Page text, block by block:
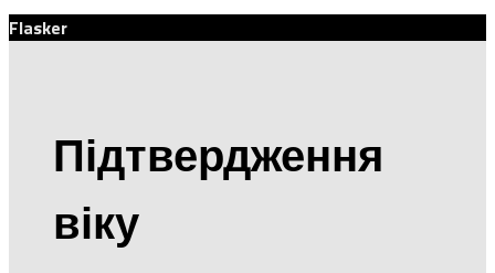
Flasker
Підтвердження
віку